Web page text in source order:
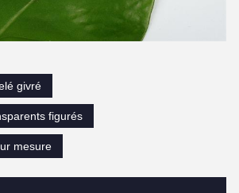
givré
figurés
mesure